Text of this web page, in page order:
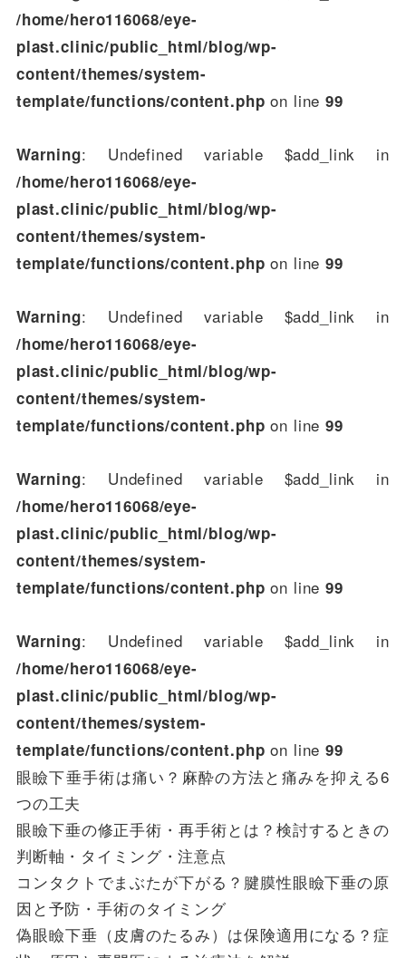
/home/hero116068/eye-
plast.clinic/public_html/blog/wp-
content/themes/system-
template/functions/content.php on line99
Warning: Undefined variable $add_link in
/home/hero116068/eye-
plast.clinic/public_html/blog/wp-
content/themes/system-
template/functions/content.php on line99
Warning: Undefined variable $add_link in
/home/hero116068/eye-
plast.clinic/public_html/blog/wp-
content/themes/system-
template/functions/content.php on line99
Warning: Undefined variable $add_link in
/home/hero116068/eye-
plast.clinic/public_html/blog/wp-
content/themes/system-
template/functions/content.php on line99
Warning: Undefined variable $add_link in
/home/hero116068/eye-
plast.clinic/public_html/blog/wp-
content/themes/system-
template/functions/content.php on line99
眼瞼下垂手術は痛い？麻酔の方法と痛みを抑える6
つの工夫
眼瞼下垂の修正手術・再手術とは？検討するときの
判断軸・タイミング・注意点
コンタクトでまぶたが下がる？腱膜性眼瞼下垂の原
因と予防・手術のタイミング
偽眼瞼下垂（皮膚のたるみ）は保険適用になる？症